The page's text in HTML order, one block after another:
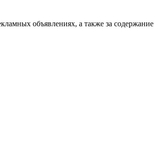
объявлениях, а также за